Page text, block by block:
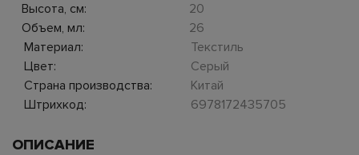
Высота, см:
20
Объем, мл:
26
Материал:
Текстиль
Цвет:
Серый
Страна производства:
Китай
Штрихкод:
6978172435705
ОПИСАНИЕ